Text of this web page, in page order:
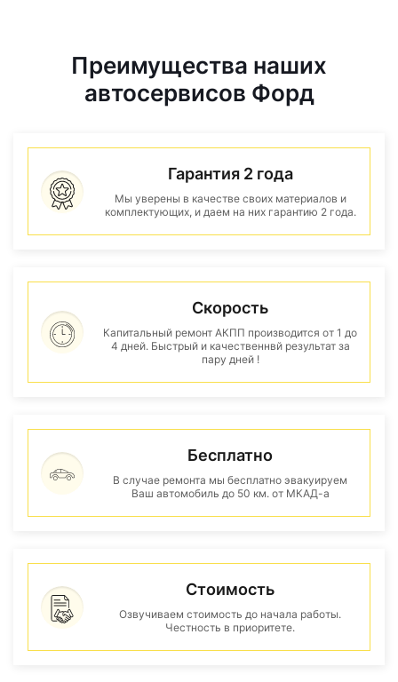
Преимущества наших
автосервисов Форд
Гарантия 2 года
Мы уверены в качестве своих материалов и
комплектующих, и даем на них гарантию 2 года.
Скорость
Капитальный ремонт АКПП производится от 1 до
4 дней. Быстрый и качественнвй результат за
пару дней !
Бесплатно
В случае ремонта мы бесплатно эвакуируем
Ваш автомобиль до 50 км. от МКАД-а
Стоимость
Озвучиваем стоимость до начала работы.
Честность в приоритете.